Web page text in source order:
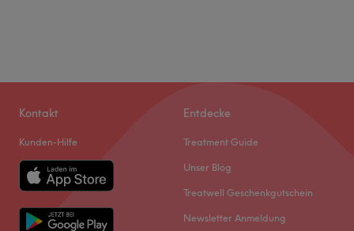
Kontakt
Kunden-Hilfe
Entdecke
Treatment Guide
Unser Blog
Treatwell Geschenkgutschein
Newsletter Anmeldung